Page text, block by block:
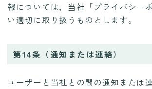
報については，当社「プライバシー
い適切に取り扱うものとします。
第14条（通知または連絡）
ユーザーと当社との間の通知または